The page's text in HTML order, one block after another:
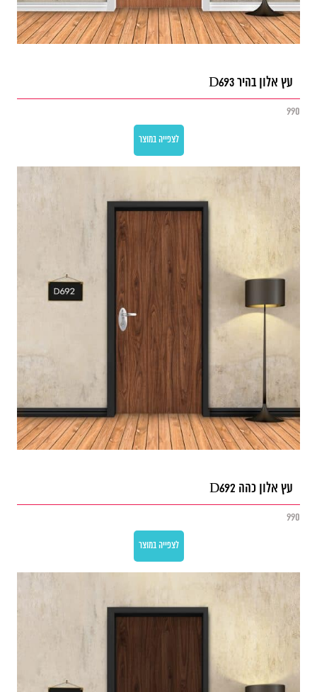
עץ אלון בהיר D693
990
לצפייה במוצר
עץ אלון כהה D692
990
לצפייה במוצר